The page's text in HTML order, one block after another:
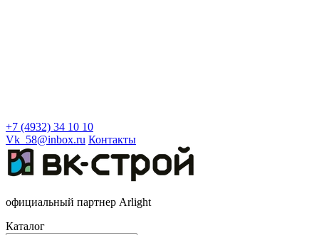
+7 (4932) 34 10 10
Vk_58@inbox.ru Контакты
официальный партнер Arlight
Каталог